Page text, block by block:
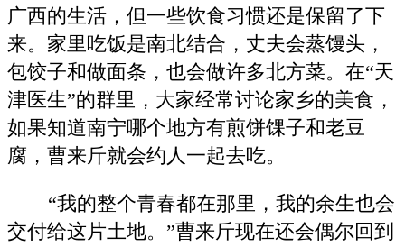
广西的生活，但一些饮食习惯还是保留了下
来。家里吃饭是南北结合，丈夫会蒸馒头，
包饺子和做面条，也会做许多北方菜。在“天
津医生”的群里，大家经常讨论家乡的美食，
如果知道南宁哪个地方有煎饼馃子和老豆
腐，曹来斤就会约人一起去吃。
“我的整个青春都在那里，我的余生也会
交付给这片土地。”曹来斤现在还会偶尔回到